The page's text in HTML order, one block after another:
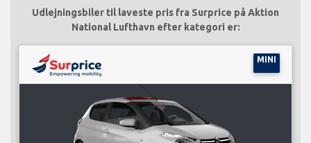
Udlejningsbiler til laveste pris fra Surprice på Aktion
National Lufthavn efter kategori er:
MINI